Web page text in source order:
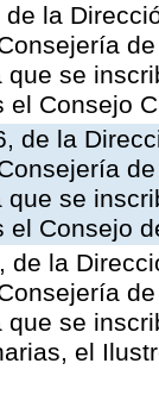
la
se
el Consejo
de la
se
el Consejo
de la
se
el